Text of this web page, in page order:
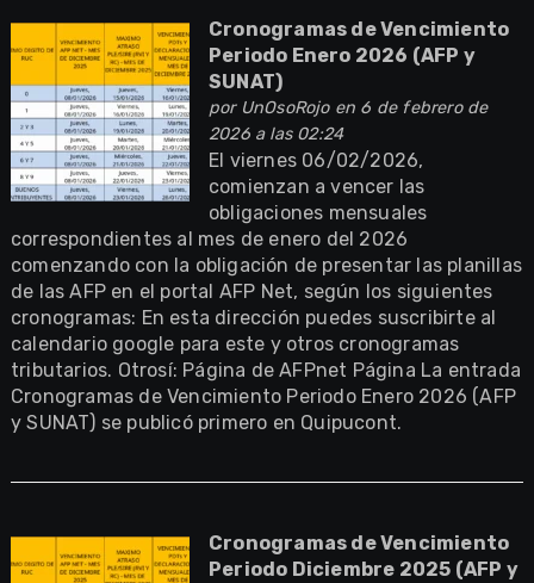
Cronogramas de Vencimiento
Periodo Enero 2026 (AFP y
SUNAT)
por UnOsoRojoen 6 de febrero de
2026 a las 02:24
El viernes 06/02/2026,
comienzan a vencer las
obligaciones mensuales
correspondientes al mes de enero del 2026
comenzando con la obligación de presentar las planillas
de las AFP en el portal AFP Net, según los siguientes
cronogramas: En esta dirección puedes suscribirte al
calendario google para este y otros cronogramas
tributarios. Otrosí: Página de AFPnet Página La entrada
Cronogramas de Vencimiento Periodo Enero 2026 (AFP
y SUNAT) se publicó primero en Quipucont.
Cronogramas de Vencimiento
Periodo Diciembre 2025 (AFP y